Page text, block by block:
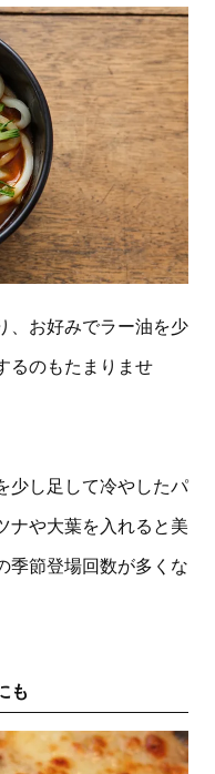
、お好みでラー油を少
るのもたまりませ
少し足して冷やしたパ
ナや大葉を入れると美
季節登場回数が多くな
も